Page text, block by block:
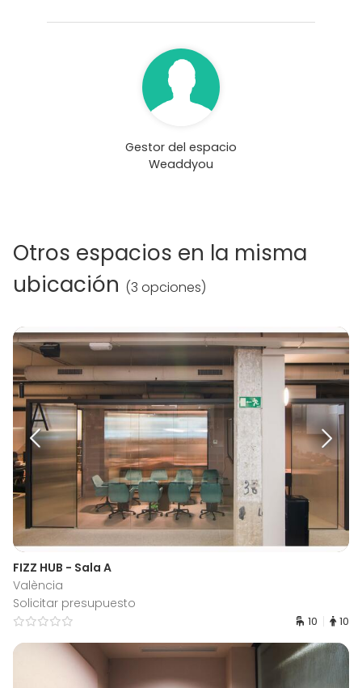
Más información sobre actividades
Formaciones, reuniones de empresa, presentación
de producto, charlas, performance, eventos de
Gestor del espacio
Weaddyou
Otros espacios en la misma
ubicación (3 opciones)
FIZZ HUB - Sala A
València
Solicitar presupuesto
10 10